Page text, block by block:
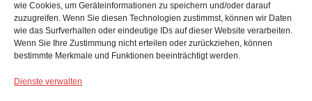
wie Cookies, um Geräteinformationen zu speichern und/oder darauf
zuzugreifen. Wenn Sie diesen Technologien zustimmst, können wir Daten
wie das Surfverhalten oder eindeutige IDs auf dieser Website verarbeiten.
Wenn Sie Ihre Zustimmung nicht erteilen oder zurückziehen, können
bestimmte Merkmale und Funktionen beeinträchtigt werden.
Dienste verwalten
Cookie Richtlinie
SUCHEN & FINDEN